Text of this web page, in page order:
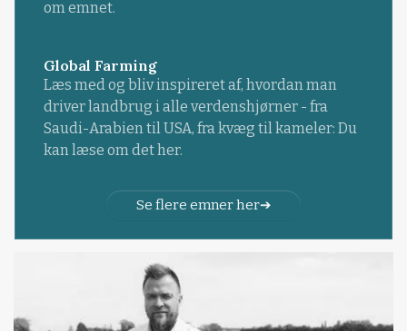
om emnet.
Global Farming
Læs med og bliv inspireret af, hvordan man
driver landbrug i alle verdenshjørner - fra
Saudi-Arabien til USA, fra kvæg til kameler: Du
kan læse om det her.
Se flere emner her